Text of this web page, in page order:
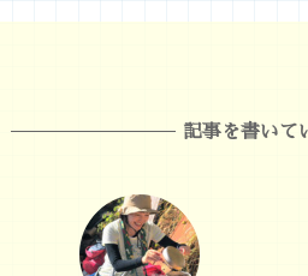
記事を書いて